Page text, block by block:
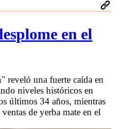
en el
una fuerte caída en
niveles históricos en
últimos 34 años, mientras
de yerba mate en el